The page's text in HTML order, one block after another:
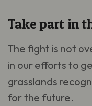
Take part in
The fight is not
in our efforts to
grasslands
for the future.